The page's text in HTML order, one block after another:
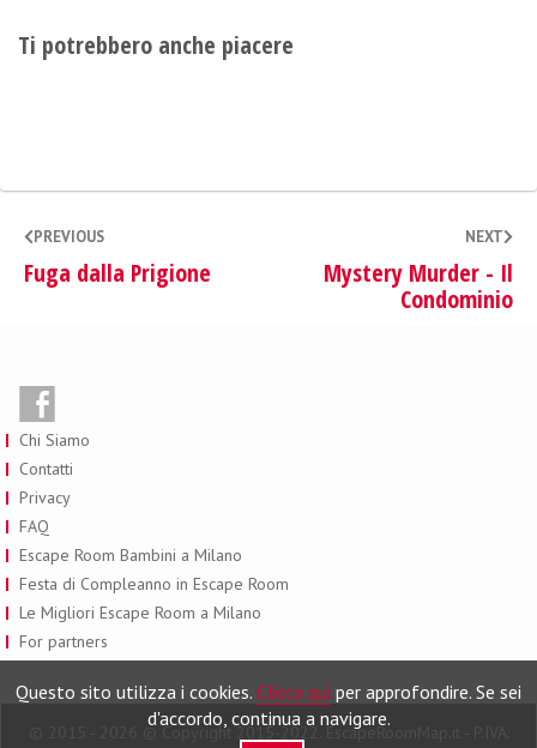
Questo sito utilizza i cookies. Clicca qui per approfondire. Se sei
d'accordo, continua a navigare.
Ti potrebbero anche piacere
PREVIOUS
Fuga dalla Prigione
NEXT
Mystery Murder - Il
Condominio
Chi Siamo
Contatti
Privacy
FAQ
Escape Room Bambini a Milano
Festa di Compleanno in Escape Room
Le Migliori Escape Room a Milano
For partners
© 2015 - 2026 © Copyright 2015-2022. EscapeRoomMap.it - P.IVA: